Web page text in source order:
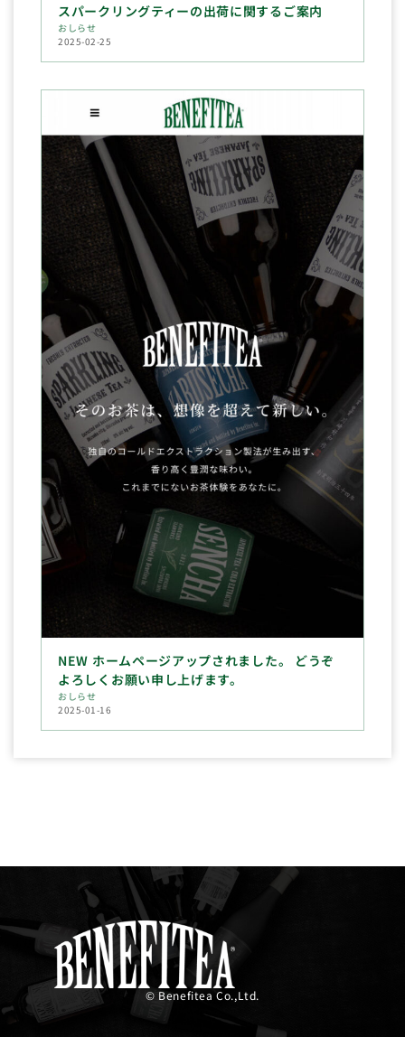
スパークリングティーの出荷に関するご案内
おしらせ
2025-02-25
NEW ホームページアップされました。 どうぞ
よろしくお願い申し上げます。
おしらせ
2025-01-16
© Benefitea Co.,Ltd.